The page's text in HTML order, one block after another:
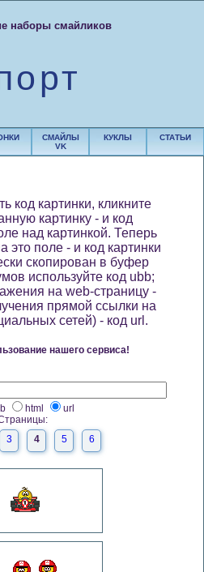
наборы смайликов
СМАЙЛЫ
VK
КУКЛЫ СТАТЬИ
код картинки, кликните
картинку - и код
над картинкой. Теперь
это поле - и код картинки
скопирован в буфер
используйте код ubb;
на web-страницу -
прямой ссылки на
сетей) - код url.
нашего сервиса!
html
url
3 4 5 6